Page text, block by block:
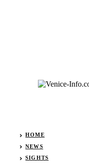
HOME
NEWS
SIGHTS